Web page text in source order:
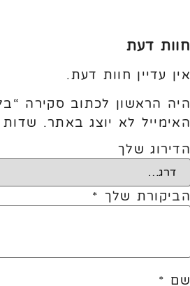
חוות דעת
אין עדיין חוות דעת.
היה הראשון לכתוב סקירה “בלון
האימייל לא יוצג באתר. שדות
הדירוג שלך
הביקורת שלך *
שם *